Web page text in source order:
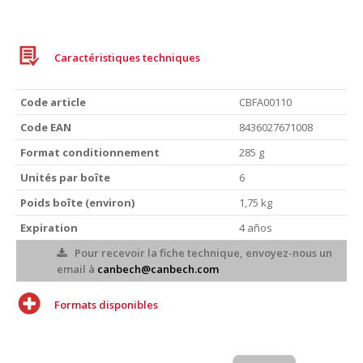
Caractéristiques techniques
Code article
CBFA00110
Code EAN
8436027671008
Format conditionnement
285 g
Unités par boîte
6
Poids boîte (environ)
1,75 kg
Expiration
4 años
Pour recevoir la fiche technique, envoyez-nous un
email à canbech@canbech.com
Formats disponibles